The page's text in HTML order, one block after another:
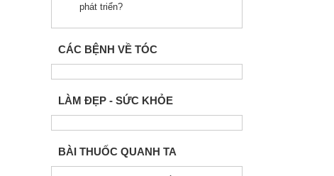
phát triển?
CÁC BỆNH VỀ TÓC
LÀM ĐẸP - SỨC KHỎE
BÀI THUỐC QUANH TA